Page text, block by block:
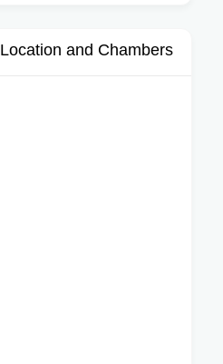
Location and Chambers